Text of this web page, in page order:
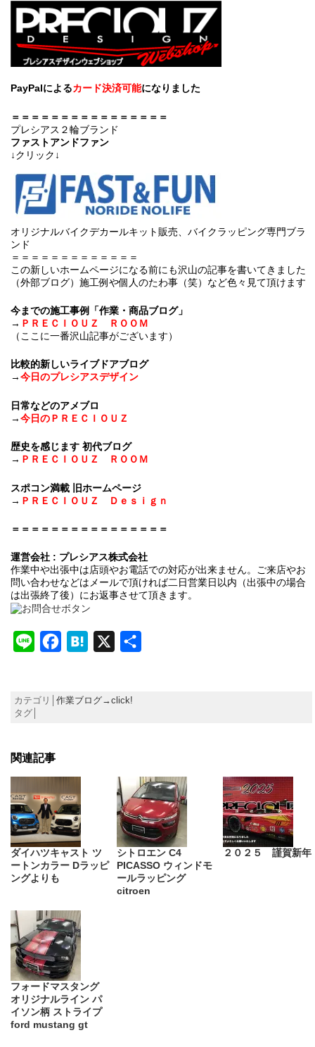
PayPalによるカード決済可能になりました
＝＝＝＝＝＝＝＝＝＝＝＝＝＝＝＝
プレシアス２輪ブランド
ファストアンドファン
↓クリック↓
オリジナルバイクデカールキット販売、バイクラッピング専門ブラ
ンド
＝＝＝＝＝＝＝＝＝＝＝＝＝
この新しいホームページになる前にも沢山の記事を書いてきました
（外部ブログ）施工例や個人のたわ事（笑）など色々見て頂けます
今までの施工事例「作業・商品ブログ」
→ ＰＲＥＣＩＯＵＺ ＲＯＯＭ
（ここに一番沢山記事がございます）
比較的新しいライブドアブログ
→今日のプレシアスデザイン
日常などのアメブロ
→今日のＰＲＥＣＩＯＵＺ
歴史を感じます 初代ブログ
→ ＰＲＥＣＩＯＵＺ ＲＯＯＭ
スポコン満載 旧ホームページ
→ ＰＲＥＣＩＯＵＺ Ｄｅｓｉｇｎ
＝＝＝＝＝＝＝＝＝＝＝＝＝＝＝＝
運営会社 : プレシアス株式会社
作業中や出張中は店頭やお電話での対応が出来ません。ご来店やお
問い合わせなどはメールで頂ければ二日営業日以内（出張中の場合
は出張終了後）にお返事させて頂きます。
Line FacebookHatena
カテゴリ│ 作業ブログ→click!
タグ│
関連記事
ダイハツキャスト ツ
ートンカラー Dラッピ
ングよりも
シトロエン C4
PICASSO ウィンドモ
ールラッピング
citroen
２０２５ 謹賀新年
フォードマスタング
オリジナルライン パ
イソン柄 ストライプ
ford mustang gt